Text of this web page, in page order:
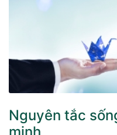
Nguyên tắc